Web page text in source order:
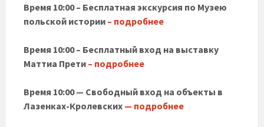
Время 10:00 – Бесплатная экскурсия по Музею
польской истории – подробнее
Время 10:00 – Бесплатный вход на выставку
Маттиа Прети – подробнее
Время 10:00 — Свободный вход на объекты в
Лазенках-Кролевских — подробнее